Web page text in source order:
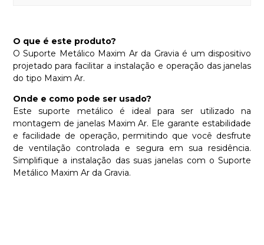
O que é este produto?
O Suporte Metálico Maxim Ar da Gravia é um dispositivo
projetado para facilitar a instalação e operação das janelas
do tipo Maxim Ar.
Onde e como pode ser usado?
Este suporte metálico é ideal para ser utilizado na
montagem de janelas Maxim Ar. Ele garante estabilidade
e facilidade de operação, permitindo que você desfrute
de ventilação controlada e segura em sua residência.
Simplifique a instalação das suas janelas com o Suporte
Metálico Maxim Ar da Gravia.